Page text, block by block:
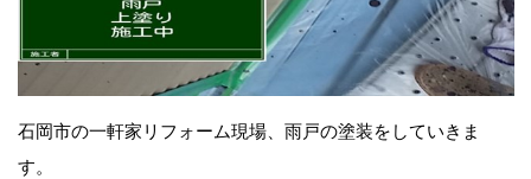
石岡市の一軒家リフォーム現場、雨戸の塗装をしていきま
す。